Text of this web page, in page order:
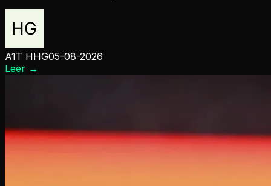
A1T HHG05-08-2026
Leer →